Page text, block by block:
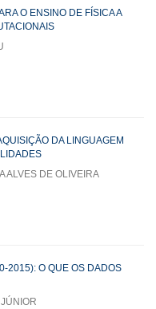
O ENSINO DE FÍSICA A
DA LINGUAGEM
ALVES DE OLIVEIRA
2015): O QUE OS DADOS